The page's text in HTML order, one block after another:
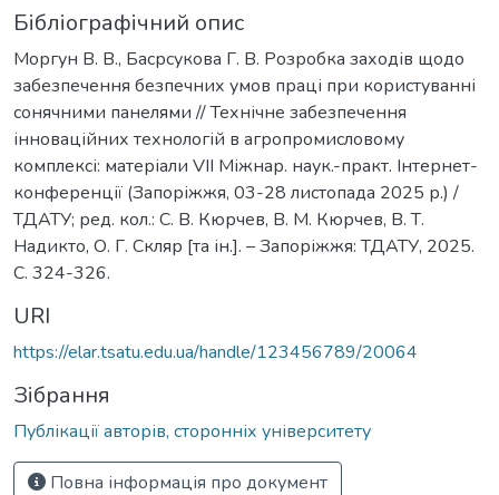
Бібліографічний опис
Моргун В. В., Басрсукова Г. В. Розробка заходів щодо
забезпечення безпечних умов праці при користуванні
сонячними панелями // Технічне забезпечення
інноваційних технологій в агропромисловому
комплексі: матеріали VІІ Міжнар. наук.-практ. Інтернет-
конференції (Запоріжжя, 03-28 листопада 2025 р.) /
ТДАТУ; ред. кол.: С. В. Кюрчев, В. М. Кюрчев, В. Т.
Надикто, О. Г. Скляр [та ін.]. – Запоріжжя: ТДАТУ, 2025.
С. 324-326.
URI
https://elar.tsatu.edu.ua/handle/123456789/20064
Зібрання
Публікації авторів, сторонніх університету
Повна інформація про документ